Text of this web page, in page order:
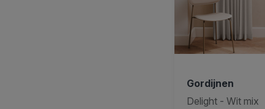
Gordijnen
Delight - Wit mix